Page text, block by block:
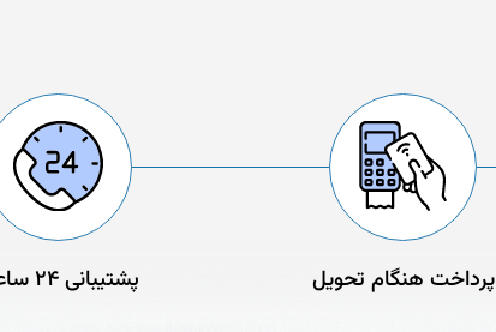
پرداخت هنگام تحویل پشتیبانی 24 ساعته